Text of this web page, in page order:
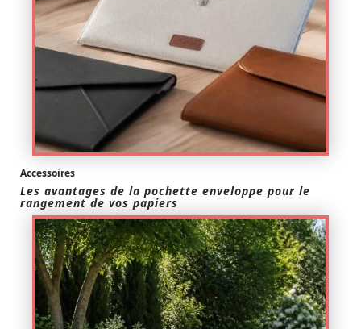
Accessoires
Les avantages de la pochette enveloppe pour le
rangement de vos papiers